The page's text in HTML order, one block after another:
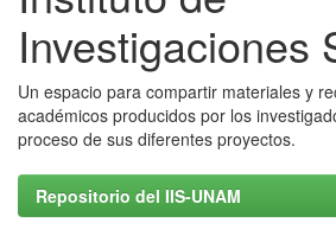
Investigaciones
Un espacio para compartir materiales y
académicos producidos por los
proceso de sus diferentes proyectos.
Repositorio del IIS-UNAM